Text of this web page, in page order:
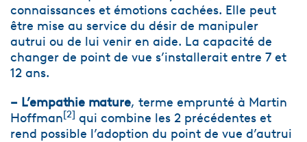
connaissances et émotions cachées. Elle peut
être mise au service du désir de manipuler
autrui ou de lui venir en aide. La capacité de
changer de point de vue s’installerait entre 7 et
12 ans.
– L’empathie mature, terme emprunté à Martin
Hoffman[2] qui combine les 2 précédentes et
rend possible l’adoption du point de vue d’autrui